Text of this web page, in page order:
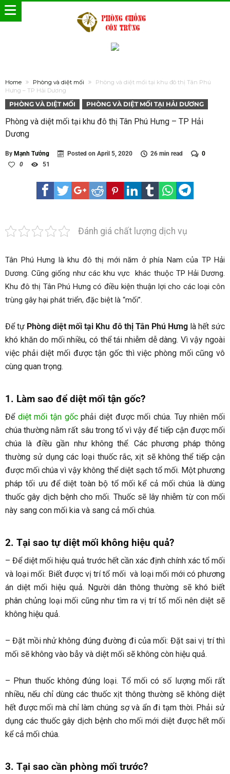
Home Phòng và diệt mối
Phòng và diệt mối tại khu đô thị Tân Phú
Hưng – TP Hải Dương
PHÒNG VÀ DIỆT MỐI PHÒNG VÀ DIỆT MỐI TẠI HẢI DƯƠNG
Phòng và diệt mối tại khu đô thị Tân Phú Hưng – TP Hải
Dương
By Mạnh Tưởng Posted on April 5, 2020 26 min read
0
0
51
Đánh giá chất lượng dịch vụ
Tân Phú Hưng là khu đô thị mới năm ở phía Nam của TP Hải
Dương. Cũng giống như các khu vực khác thuộc TP Hải Dương.
Khu đô thị Tân Phú Hưng có điều kiện thuận lợi cho các loại côn
trùng gây hại phát triển, đặc biệt là “mối”.
Để tự Phòng diệt mối tại Khu đô thị Tân Phú Hưnglà hết sức
khó khăn do mối nhiều, có thể tái nhiễm dễ dàng. Vì vậy ngoài
việc phải diệt mối được tận gốc thì việc phòng mối cũng vô
cùng quan trọng.
1. Làm sao để diệt mối tận gốc?
Để diệt mối tận gốcphải diệt được mối chúa. Tuy nhiên mối
chúa thường nằm rất sâu trong tổ vì vậy để tiếp cận được mối
chúa là điều gần như không thể. Các phương pháp thông
thường sử dụng các loại thuốc rắc, xịt sẽ không thể tiếp cận
được mối chúa vì vậy không thể diệt sạch tổ mối. Một phương
pháp tối ưu để diệt toàn bộ tổ mối kể cả mối chúa là dùng
thuốc gây dịch bệnh cho mối. Thuốc sẽ lây nhiễm từ con mối
này sang con mối kia và sang cả mối chúa.
2. Tại sao tự diệt mối không hiệu quả?
– Để diệt mối hiệu quả trước hết cần xác định chính xác tổ mối
và loại mối: Biết được vị trí tổ mối và loại mối mới có phương
án diệt mối hiệu quả. Người dân thông thường sẽ khó biết
phân chủng loại mối cũng như tìm ra vị trí tổ mối nên diệt sẽ
không hiệu quả.
– Đặt mồi nhử không đúng đường đi của mối: Đặt sai vị trí thì
mối sẽ không vào bẫy và diệt mối sẽ không còn hiệu quả.
– Phun thuốc không đúng loại. Tổ mối có số lượng mối rất
nhiều, nếu chỉ dùng các thuốc xịt thông thường sẽ không diệt
hết được mối mà chỉ làm chúng sợ và ẩn đi tạm thời. Phải sử
dụng các thuốc gây dịch bệnh cho mối mới diệt được hết mối
kể cả mối chúa.
3. Tại sao cần phòng mối trước?